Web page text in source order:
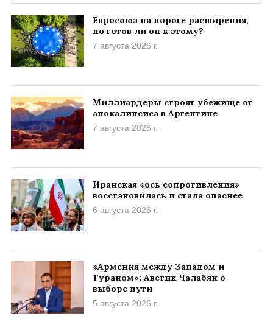
Евросоюз на пороге расширения,
но готов ли он к этому?
7 августа 2026 г.
Миллиардеры строят убежище от
апокалипсиса в Аргентине
7 августа 2026 г.
Иранская «ось сопротивления»
восстановилась и стала опаснее
6 августа 2026 г.
«Армения между Западом и
Тураном»: Аветик Чалабян о
выборе пути
5 августа 2026 г.